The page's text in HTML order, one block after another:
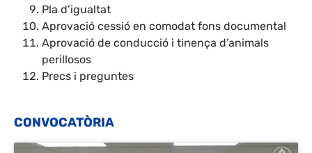
Pla d’igualtat
Aprovació cessió en comodat fons documental
Aprovació de conducció i tinença d’animals
perillosos
Precs i preguntes
CONVOCATÒRIA